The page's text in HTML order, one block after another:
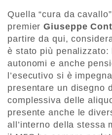
Quella “cura da
premierGiuseppe
partire da qui,
è stato più
autonomi e anche
l’esecutivo si è
presentare un disegno
complessiva delle
presente anche le
all’interno della stessa